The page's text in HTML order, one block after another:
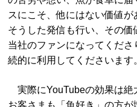
スにこそ、他にはない価値
そうした発信も行い、その
当社のファンになってくだ
続的に利用してくださいます
実際にYouTubeの効果は絶
お客さまも「魚好き」の方